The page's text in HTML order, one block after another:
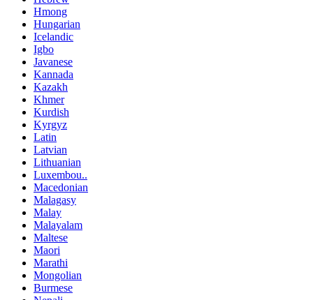
Hmong
Hungarian
Icelandic
Igbo
Javanese
Kannada
Kazakh
Khmer
Kurdish
Kyrgyz
Latin
Latvian
Lithuanian
Luxembou..
Macedonian
Malagasy
Malay
Malayalam
Maltese
Maori
Marathi
Mongolian
Burmese